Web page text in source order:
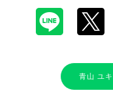
青山 ユ